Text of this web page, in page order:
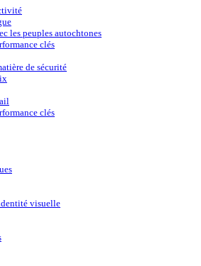
les peuples autochtones
clés
de sécurité
clés
visuelle